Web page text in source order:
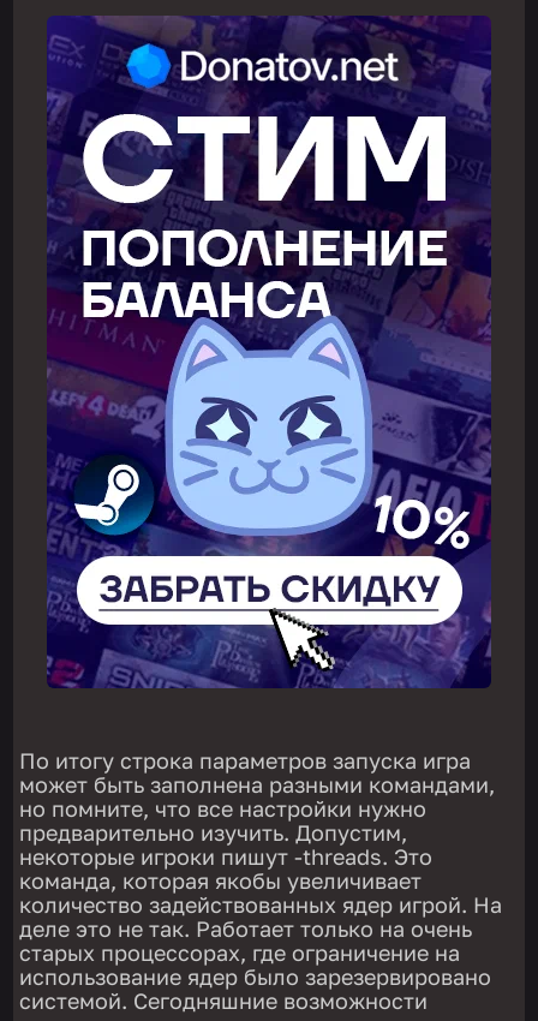
По итогу строка параметров запуска игра
может быть заполнена разными командами,
но помните, что все настройки нужно
предварительно изучить. Допустим,
некоторые игроки пишут -threads. Это
команда, которая якобы увеличивает
количество задействованных ядер игрой. На
деле это не так. Работает только на очень
старых процессорах, где ограничение на
использование ядер было зарезервировано
системой. Сегодняшние возможности